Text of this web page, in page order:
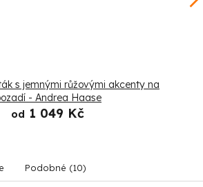
s jemnými růžovými akcenty na
- Andrea Haase
od 1 049 Kč
Podobné (10)